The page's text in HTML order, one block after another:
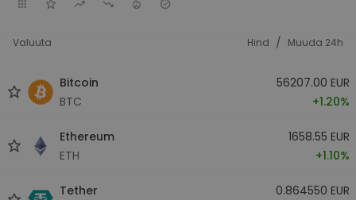
Valuuta Hind / Muuda 24h
Bitcoin
BTC
56207.00 EUR
+1.20%
Ethereum
ETH
1658.55 EUR
+1.10%
Tether
0.864550 EUR